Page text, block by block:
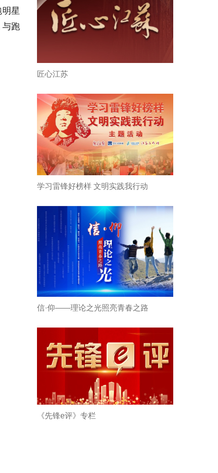
星
与跑
匠心江苏
学习雷锋好榜样 文明实践我行动
信·仰——理论之光照亮青春之路
《先锋e评》专栏